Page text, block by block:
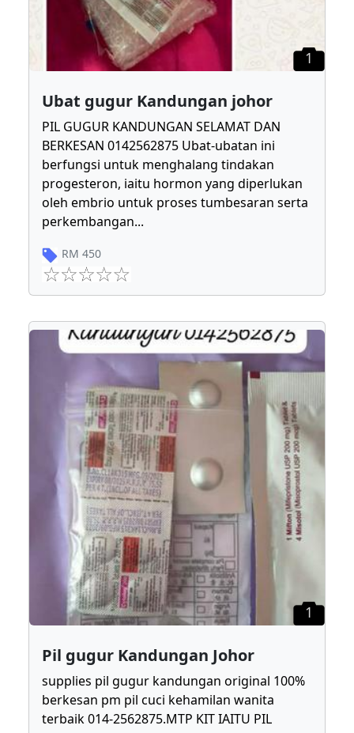
1
Ubat gugur Kandungan johor
PIL GUGUR KANDUNGAN SELAMAT DAN
BERKESAN 0142562875 Ubat-ubatan ini
berfungsi untuk menghalang tindakan
progesteron, iaitu hormon yang diperlukan
oleh embrio untuk proses tumbesaran serta
perkembangan...
RM 450
1
Pil gugur Kandungan Johor
supplies pil gugur kandungan original 100%
berkesan pm pil cuci kehamilan wanita
terbaik 014-2562875.MTP KIT IAITU PIL